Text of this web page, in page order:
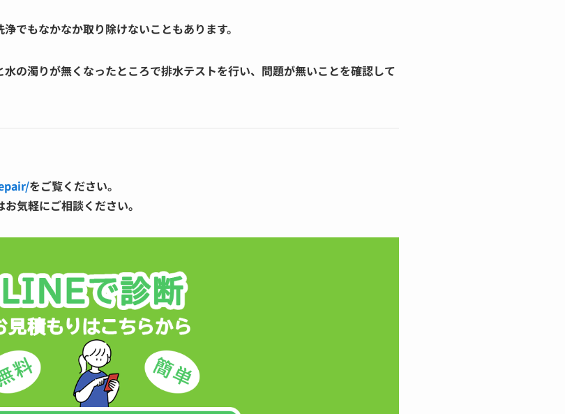
でもなかなか取り除けないこともあります。
の濁りが無くなったところで排水テストを行い、問題が無いことを確認して
をご覧ください。
気軽にご相談ください。